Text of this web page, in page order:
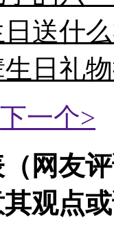
送什
日礼
下一个>
网友
观点